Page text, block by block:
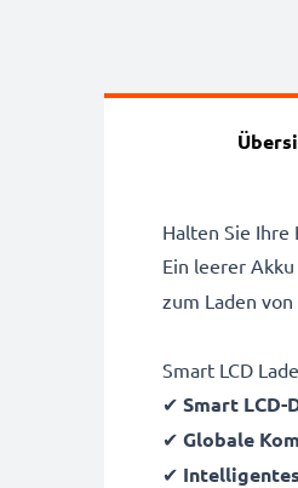
Halten Sie Ihre
Ein leerer
zum Laden von
Smart LCD
✔ Smart LCD-
✔ Globale
✔